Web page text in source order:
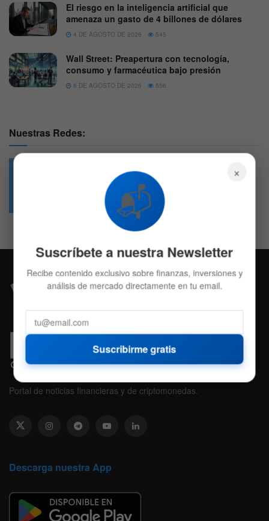
El riesgo en la inteligencia artificial que
amenaza un gasto de 4 billones de dólares
4 DE AGOSTO DE 2026 545
Wall Street: Preapertura con tecnología,
consumo y farmacéutica bajo presión
6 DE AGOSTO DE 2026 556
Nuestras Redes:
4.7k
Followers
Portal de noticias financieras y de criptomonedas.
Descarga nuestra App
×
📬
Suscríbete a nuestra Newsletter
Recibe contenido exclusivo sobre finanzas, inversiones y
análisis de mercado directamente en tu email.
Suscribirme gratis